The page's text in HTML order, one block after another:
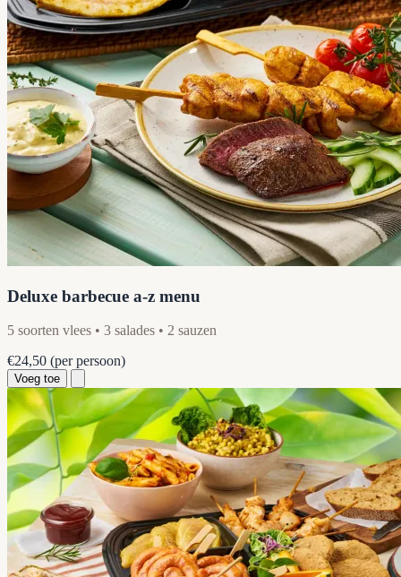
Deluxe barbecue a-z menu
5 soorten vlees • 3 salades • 2 sauzen
€24,50 (per persoon)
Voeg toe